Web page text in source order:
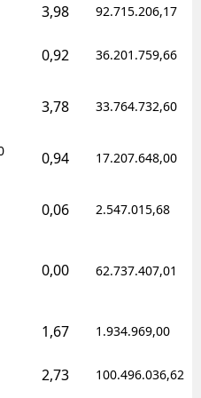
3,98 92.715.206,17
0,92 36.201.759,66
3,78 33.764.732,60
0,94 17.207.648,00
0,06 2.547.015,68
0,00 62.737.407,01
1,67 1.934.969,00
2,73 100.496.036,62